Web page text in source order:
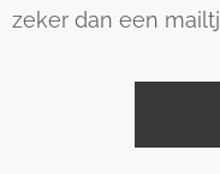
zeker dan een